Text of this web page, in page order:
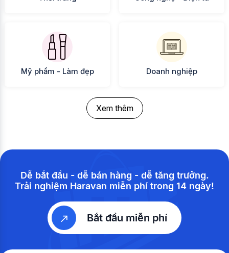
Mỹ phẩm - Làm đẹp Doanh nghiệp
Xem thêm
Dễ bắt đầu - dễ bán hàng - dễ tăng trưởng.
Trải nghiệm Haravan miễn phí trong 14 ngày!
Bắt đầu miễn phí